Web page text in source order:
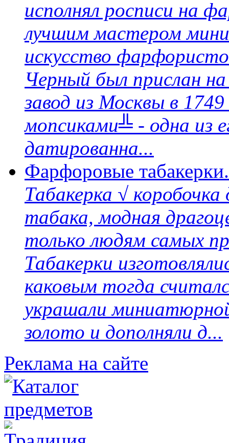
исполнял росписи на
лучшим мастером
искусство
Черный был прислан
завод из Москвы в
мопсиками╩ - одна из
датированна...
Фарфоровые
Табакерка √
табака, модная
только людям самых
Табакерки
каковым тогда
украшали
золото и дополняли д...
Реклама на сайте